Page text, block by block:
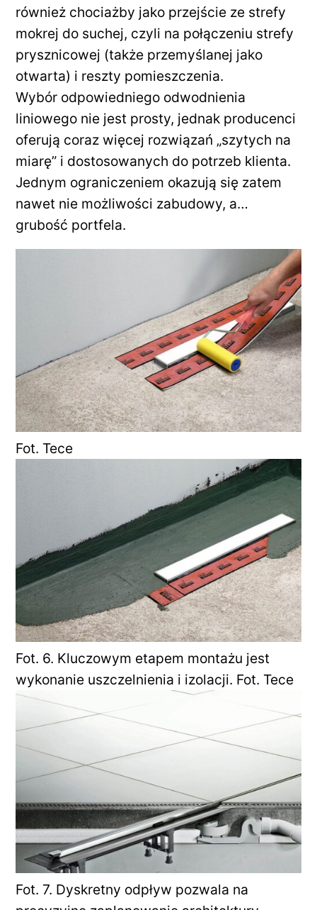
również chociażby jako przejście ze strefy
mokrej do suchej, czyli na połączeniu strefy
prysznicowej (także przemyślanej jako
otwarta) i reszty pomieszczenia.
Wybór odpowiedniego odwodnienia
liniowego nie jest prosty, jednak producenci
oferują coraz więcej rozwiązań „szytych na
miarę” i dostosowanych do potrzeb klienta.
Jednym ograniczeniem okazują się zatem
nawet nie możliwości zabudowy, a…
grubość portfela.
Fot. Tece
Fot. 6. Kluczowym etapem montażu jest
wykonanie uszczelnienia i izolacji. Fot. Tece
Fot. 7. Dyskretny odpływ pozwala na